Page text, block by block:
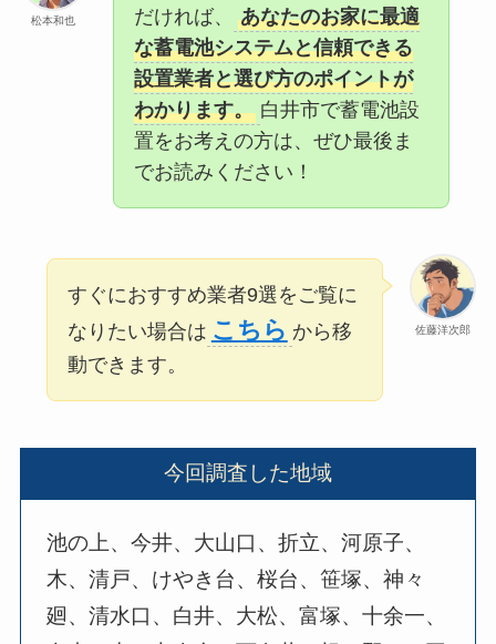
松本和也
だければ、
あなたのお家に最適
な蓄電池システムと信頼できる
設置業者と選び方のポイントが
わかります。 白井市で蓄電池設
置をお考えの方は、ぜひ最後ま
でお読みください！
佐藤洋次郎
すぐにおすすめ業者9選をご覧に
なりたい場合は こちら から移
動できます。
今回調査した地域
池の上、今井、大山口、折立、河原子、
木、清戸、けやき台、桜台、笹塚、神々
廻、清水口、白井、大松、富塚、十余一、